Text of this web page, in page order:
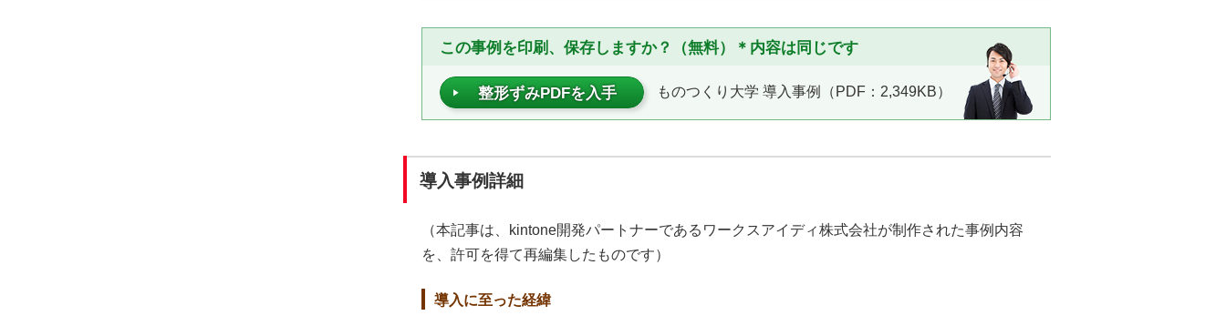
この事例を印刷、保存しますか？（無料）＊内容は同じです
整形ずみPDFを入手 ものつくり大学 導入事例（PDF：2,349KB）
導入事例詳細
（本記事は、kintone開発パートナーであるワークスアイディ株式会社が制作された事例内容
を、許可を得て再編集したものです）
導入に至った経緯